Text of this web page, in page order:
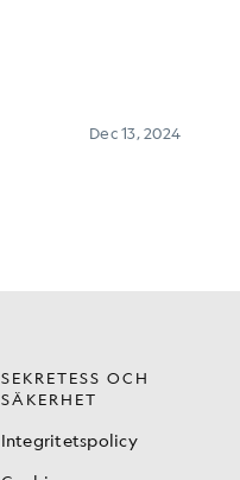
SEKRETESS OCH
SÄKERHET
Integritetspolicy